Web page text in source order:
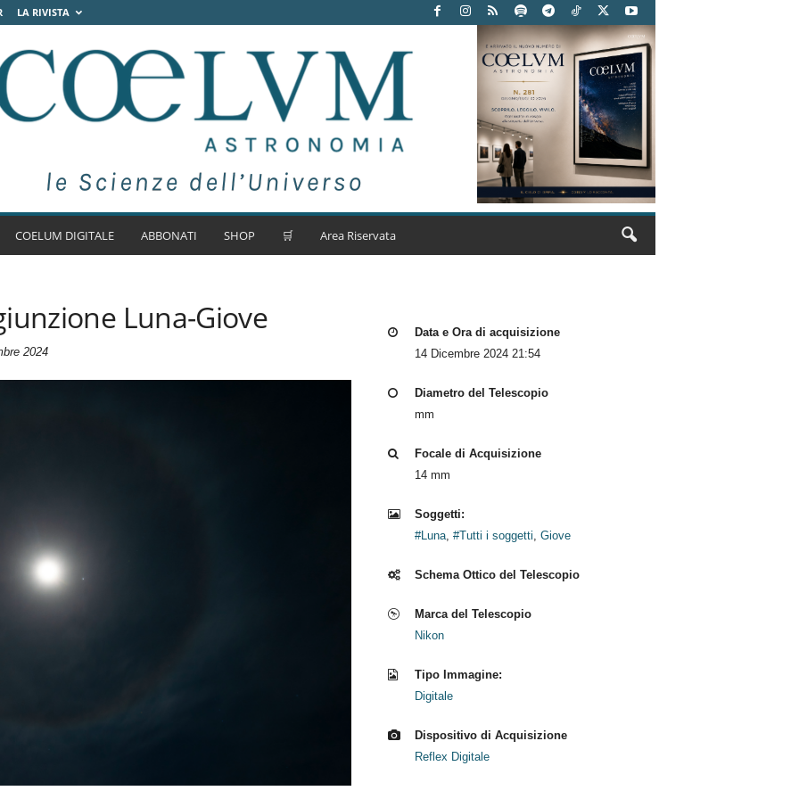
LA RIVISTA
COELUM DIGITALE ABBONATI SHOP 🛒 Area Riservata
Luna-Giove
2024
Data e Ora di acquisizione
14 Dicembre 2024 21:54
Diametro del Telescopio
mm
Focale di Acquisizione
14 mm
Soggetti:
#Luna, #Tutti i soggetti, Giove
Schema Ottico del Telescopio
Marca del Telescopio
Nikon
Tipo Immagine:
Digitale
Dispositivo di Acquisizione
Reflex Digitale